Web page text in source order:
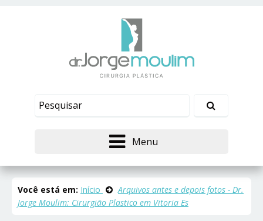
Menu
Você está em: Início
Arquivos antes e depois fotos - Dr.
Jorge Moulim: Cirurgião Plastico em Vitoria Es